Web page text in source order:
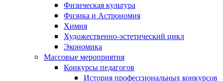
Физическая культура
Физика и Астрономия
Химия
Художественно-эстетический цикл
Экономика
Массовые мероприятия
Конкурсы педагогов
История профессиональных конкурсов